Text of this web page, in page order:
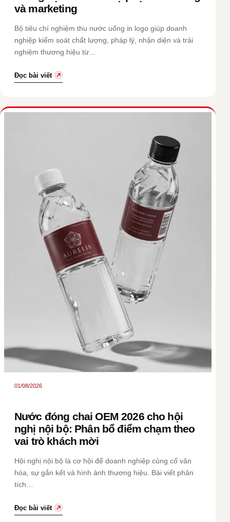
và marketing
Bộ tiêu chí nghiệm thu nước uống in logo giúp doanh
nghiệp kiểm soát chất lượng, pháp lý, nhận diện và trải
nghiệm thương hiệu từ…
Đọc bài viết
01/08/2026
Nước đóng chai OEM 2026 cho hội
nghị nội bộ: Phân bổ điểm chạm theo
vai trò khách mời
Hội nghị nội bộ là cơ hội để doanh nghiệp củng cố văn
hóa, sự gắn kết và hình ảnh thương hiệu. Bài viết phân
tích…
Đọc bài viết